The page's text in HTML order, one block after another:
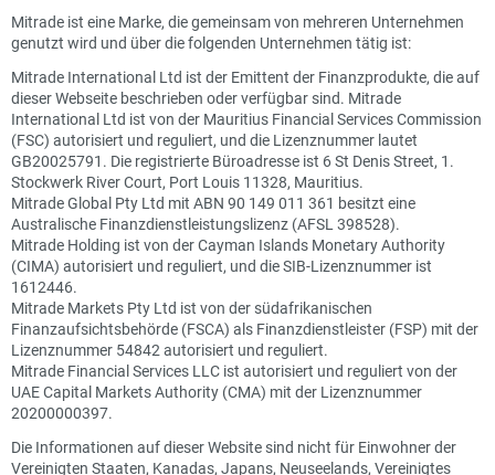
Mitrade ist eine Marke, die gemeinsam von mehreren Unternehmen
genutzt wird und über die folgenden Unternehmen tätig ist:
Mitrade International Ltd ist der Emittent der Finanzprodukte, die auf
dieser Webseite beschrieben oder verfügbar sind. Mitrade
International Ltd ist von der Mauritius Financial Services Commission
(FSC) autorisiert und reguliert, und die Lizenznummer lautet
GB20025791. Die registrierte Büroadresse ist 6 St Denis Street, 1.
Stockwerk River Court, Port Louis 11328, Mauritius.
Mitrade Global Pty Ltd mit ABN 90 149 011 361 besitzt eine
Australische Finanzdienstleistungslizenz (AFSL 398528).
Mitrade Holding ist von der Cayman Islands Monetary Authority
(CIMA) autorisiert und reguliert, und die SIB-Lizenznummer ist
1612446.
Mitrade Markets Pty Ltd ist von der südafrikanischen
Finanzaufsichtsbehörde (FSCA) als Finanzdienstleister (FSP) mit der
Lizenznummer 54842 autorisiert und reguliert.
Mitrade Financial Services LLC ist autorisiert und reguliert von der
UAE Capital Markets Authority (CMA) mit der Lizenznummer
20200000397.
Die Informationen auf dieser Website sind nicht für Einwohner der
Vereinigten Staaten, Kanadas, Japans, Neuseelands, Vereinigtes